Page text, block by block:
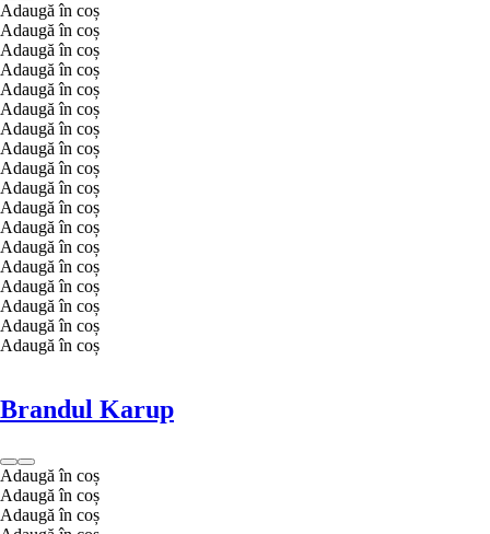
Adaugă în coș
Adaugă în coș
Adaugă în coș
Adaugă în coș
Adaugă în coș
Adaugă în coș
Adaugă în coș
Adaugă în coș
Adaugă în coș
Adaugă în coș
Adaugă în coș
Adaugă în coș
Adaugă în coș
Adaugă în coș
Adaugă în coș
Adaugă în coș
Adaugă în coș
Adaugă în coș
Brandul Karup
Adaugă în coș
Adaugă în coș
Adaugă în coș